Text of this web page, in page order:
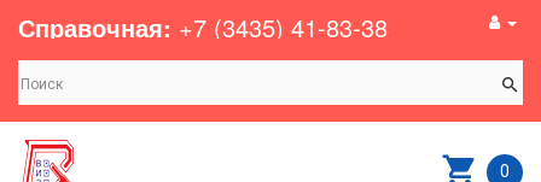
Справочная: +7 (3435) 41-83-38
0